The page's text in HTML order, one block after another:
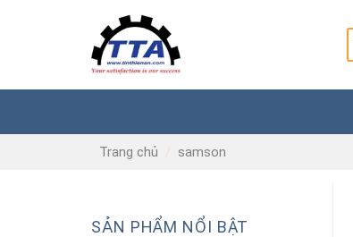
Trang chủ / samson
SẢN PHẨM NỔI BẬT